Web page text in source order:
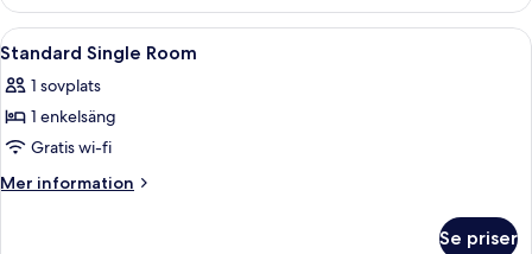
Öppna
alla
foton
för
Standard
Single
Sängtillbehör av högsta kvalitet,
4
Standard Single Room
1 sovplats
1 enkelsäng
Gratis wi-fi
Mer information
Mer
Se priser